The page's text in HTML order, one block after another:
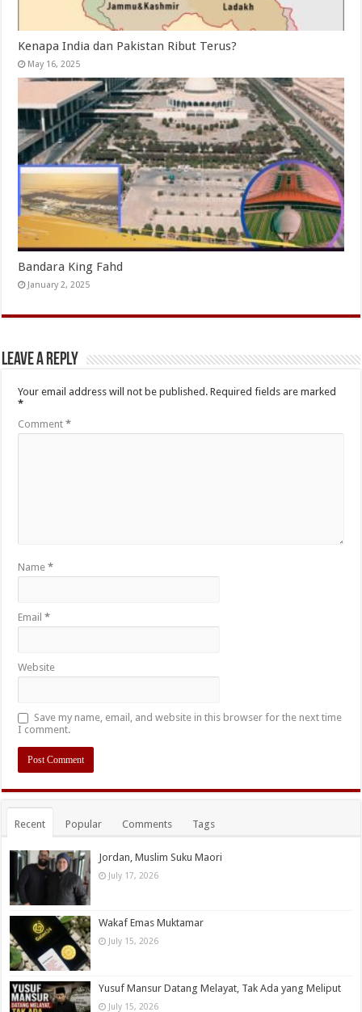
Kenapa India dan Pakistan Ribut Terus?
May 16, 2025
Bandara King Fahd
January 2, 2025
Leave a Reply
Your email address will not be published. Required fields are marked
*
Comment*
Name*
Email*
Website
Save my name, email, and website in this browser for the next time
I comment.
Recent Popular Comments Tags
Jordan, Muslim Suku Maori
July 17, 2026
Wakaf Emas Muktamar
July 15, 2026
Yusuf Mansur Datang Melayat, Tak Ada yang Meliput
July 15, 2026